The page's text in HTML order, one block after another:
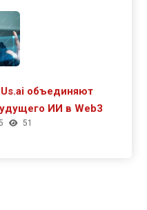
объединяют
ИИ в Web3
51